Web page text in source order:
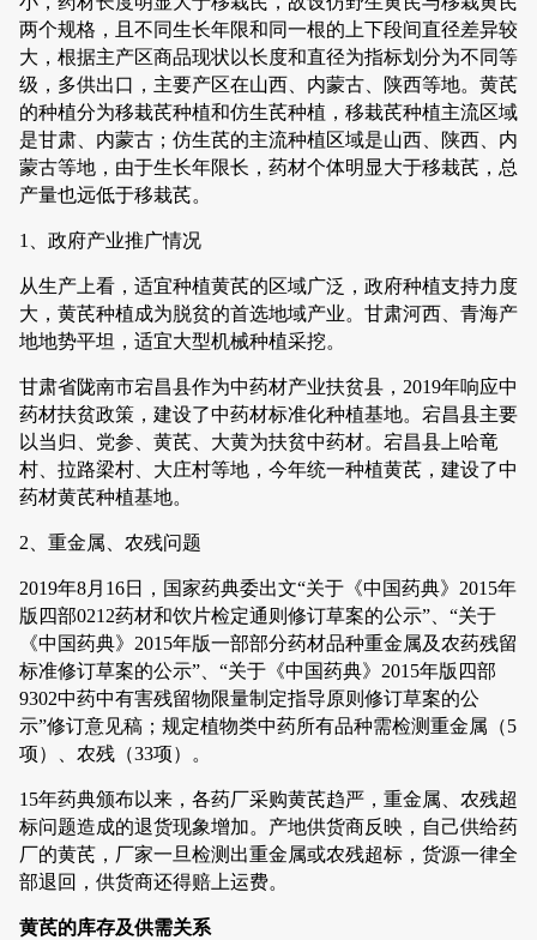
两个规格，且不同生长年限和同一根的上下段间直径差异较
大，根据主产区商品现状以长度和直径为指标划分为不同等
级，多供出口，主要产区在山西、内蒙古、陕西等地。黄芪
的种植分为移栽芪种植和仿生芪种植，移栽芪种植主流区域
是甘肃、内蒙古；仿生芪的主流种植区域是山西、陕西、内
蒙古等地，由于生长年限长，药材个体明显大于移栽芪，总
产量也远低于移栽芪。
1、政府产业推广情况
从生产上看，适宜种植黄芪的区域广泛，政府种植支持力度
大，黄芪种植成为脱贫的首选地域产业。甘肃河西、青海产
地地势平坦，适宜大型机械种植采挖。
甘肃省陇南市宕昌县作为中药材产业扶贫县，2019年响应中
药材扶贫政策，建设了中药材标准化种植基地。宕昌县主要
以当归、党参、黄芪、大黄为扶贫中药材。宕昌县上哈竜
村、拉路梁村、大庄村等地，今年统一种植黄芪，建设了中
药材黄芪种植基地。
2、重金属、农残问题
2019年8月16日，国家药典委出文“关于《中国药典》2015年
版四部0212药材和饮片检定通则修订草案的公示”、“关于
《中国药典》2015年版一部部分药材品种重金属及农药残留
标准修订草案的公示”、“关于《中国药典》2015年版四部
9302中药中有害残留物限量制定指导原则修订草案的公
示”修订意见稿；规定植物类中药所有品种需检测重金属（5
项）、农残（33项）。
15年药典颁布以来，各药厂采购黄芪趋严，重金属、农残超
标问题造成的退货现象增加。产地供货商反映，自己供给药
厂的黄芪，厂家一旦检测出重金属或农残超标，货源一律全
部退回，供货商还得赔上运费。
黄芪的库存及供需关系